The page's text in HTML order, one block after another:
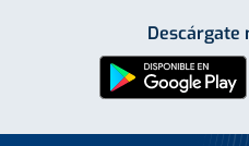
Descárgate